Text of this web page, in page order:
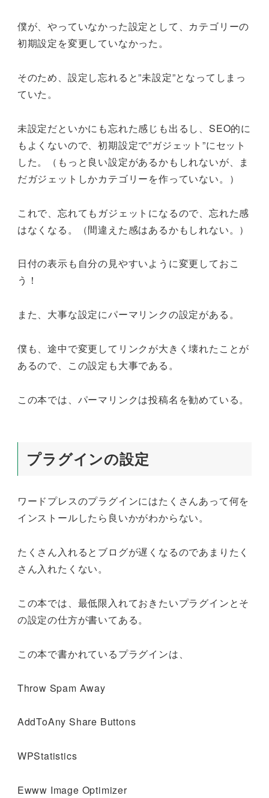
僕が、やっていなかった設定として、カテゴリーの
初期設定を変更していなかった。
そのため、設定し忘れると”未設定”となってしまっ
ていた。
未設定だといかにも忘れた感じも出るし、SEO的に
もよくないので、初期設定で”ガジェット”にセット
した。（もっと良い設定があるかもしれないが、ま
だガジェットしかカテゴリーを作っていない。）
これで、忘れてもガジェットになるので、忘れた感
はなくなる。（間違えた感はあるかもしれない。）
日付の表示も自分の見やすいように変更しておこ
う！
また、大事な設定にパーマリンクの設定がある。
僕も、途中で変更してリンクが大きく壊れたことが
あるので、この設定も大事である。
この本では、パーマリンクは投稿名を勧めている。
プラグインの設定
ワードプレスのプラグインにはたくさんあって何を
インストールしたら良いかがわからない。
たくさん入れるとブログが遅くなるのであまりたく
さん入れたくない。
この本では、最低限入れておきたいプラグインとそ
の設定の仕方が書いてある。
この本で書かれているプラグインは、
Throw Spam Away
AddToAny Share Buttons
WPStatistics
Ewww Image Optimizer